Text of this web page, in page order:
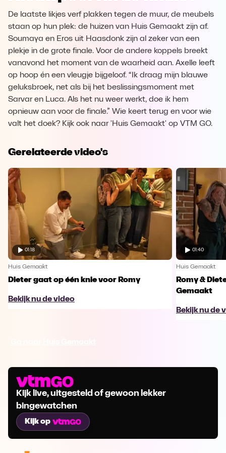
De laatste likjes verf plakken tegen de muur, de meubels
staan op hun plek: de huizen van Huis Gemaakt zijn af.
Soumaya en Eros uit Haasdonk zijn al zeker van een
plekje in de grote finale. Voor de andere koppels breekt
vanavond het moment van de waarheid aan. Axelle leeft
op hoop én een vleugje bijgeloof. “Ik draag mijn blauwe
geluksbroek, net als bij het beslissingsmoment met
Sarvar en Luca. Als het nu weer werkt, doe ik hem
opnieuw aan voor de finale.” Wie keert terug en voor wie
valt het doek? Kijk ook naar 'Huis Gemaakt' op VTM GO.
Gerelateerde video's
01:18
Huis Gemaakt
Dieter gaat op één knie voor Romy
Bekijk nu de video
01:40
Huis Gemaakt
Romy &
Gemaakt
Bekijk nu de
Kijk live, uitgesteld of gewoon lekker
bingewatchen
Kijk op